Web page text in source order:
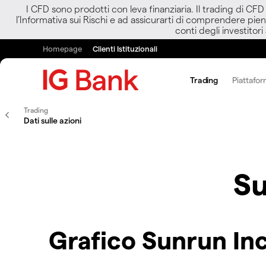
I CFD sono prodotti con leva finanziaria. Il trading di
l’Informativa sui Rischi e ad assicurarti di comprendere
conti degli investitori
Homepage Clienti Istituzionali
Trading
Trading
Dati sulle azioni
Grafico Sunrun